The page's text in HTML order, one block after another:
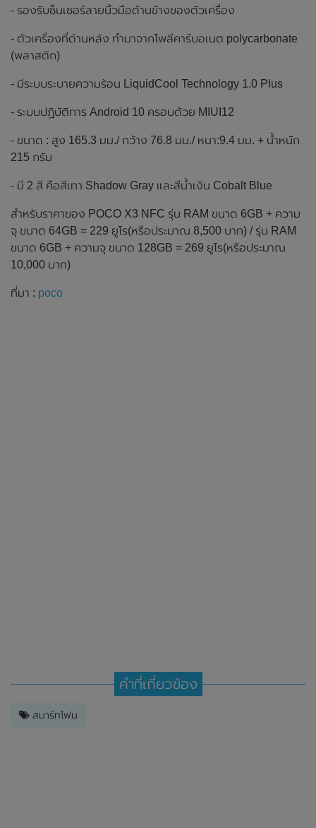
- รองรับซ็นเซอร์ลายนิ้วมือด้านข้างของตัวเครื่อง
- ตัวเครื่องที่ด้านหลัง ทำมาจากโพลีคาร์บอเนต polycarbonate
(พลาสติก)
- มีระบบระบายความร้อน LiquidCool Technology 1.0 Plus
- ระบบปฏิบัติการ Android 10 ครอบด้วย MIUI12
- ขนาด : สูง 165.3 มม./ กว้าง 76.8 มม./ หนา:9.4 มม. + น้ำหนัก
215 กรัม
- มี 2 สี คือสีเทา Shadow Gray และสีน้ำเงิน Cobalt Blue
สำหรับราคาของ POCO X3 NFC รุ่น RAM ขนาด 6GB + ความ
จุ ขนาด 64GB = 229 ยูโร(หรือประมาณ 8,500 บาท) / รุ่น RAM
ขนาด 6GB + ความจุ ขนาด 128GB = 269 ยูโร(หรือประมาณ
10,000 บาท)
ที่มา : poco
คำที่เกี่ยวข้อง
สมาร์ทโฟน